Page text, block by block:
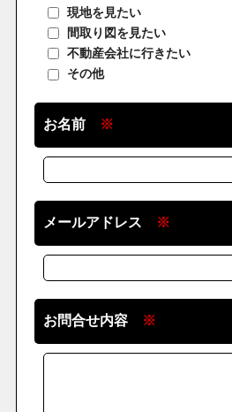
現地を見たい
間取り図を見たい
不動産会社に行きたい
その他
お名前 ※
メールアドレス ※
お問合せ内容 ※